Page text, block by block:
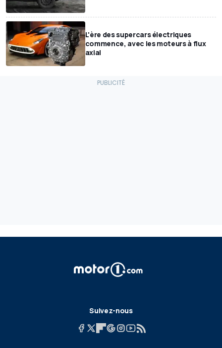
L'ère des supercars électriques
commence, avec les moteurs à flux
axial
Suivez-nous